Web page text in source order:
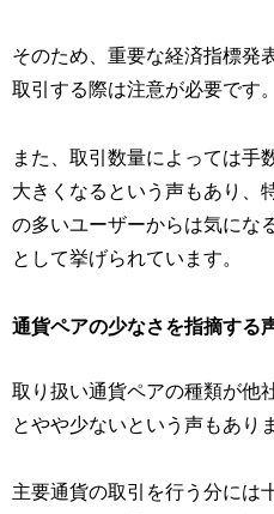
そのため、重要な経済指標発
取引する際は注意が必要です。
また、取引数量によっては手
大きくなるという声もあり、
の多いユーザーからは気にな
として挙げられています。
通貨ペアの少なさを指摘する
取り扱い通貨ペアの種類が他
とやや少ないという声もあり
主要通貨の取引を行う分には